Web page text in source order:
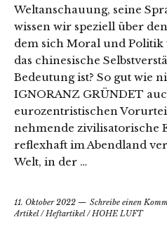
Weltanschauung, seine
wissen wir speziell über
dem sich Moral und
das chinesische
Bedeutung ist? So gut wie
IGNORANZ GRÜNDET
eurozentristischen
nehmende zivilisatorische
reflexhaft im Abendland
Welt, in der …
11. Oktober 2022
Schreibe einen
Artikel/ Heftartikel/ HOHE LUFT